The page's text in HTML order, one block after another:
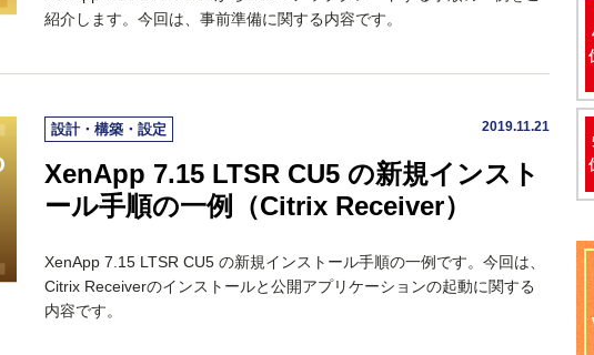
紹介します。今回は、事前準備に関する内容です。
設計・構築・設定 2019.11.21
XenApp 7.15 LTSR CU5 の新規インスト
ール手順の一例（Citrix Receiver）
XenApp 7.15 LTSR CU5 の新規インストール手順の一例です。今回は、
Citrix Receiverのインストールと公開アプリケーションの起動に関する
内容です。